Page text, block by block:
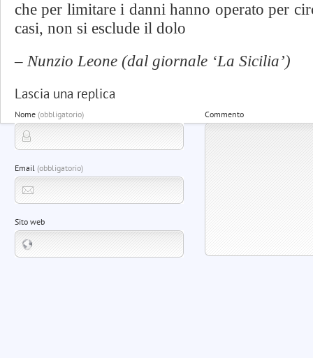
che per limitare i danni hanno operato per
casi, non si esclude il dolo
– Nunzio Leone (dal giornale ‘La Sicilia’)
Lascia una replica
Nome (obbligatorio)
Email (obbligatorio)
Sito web
Commento